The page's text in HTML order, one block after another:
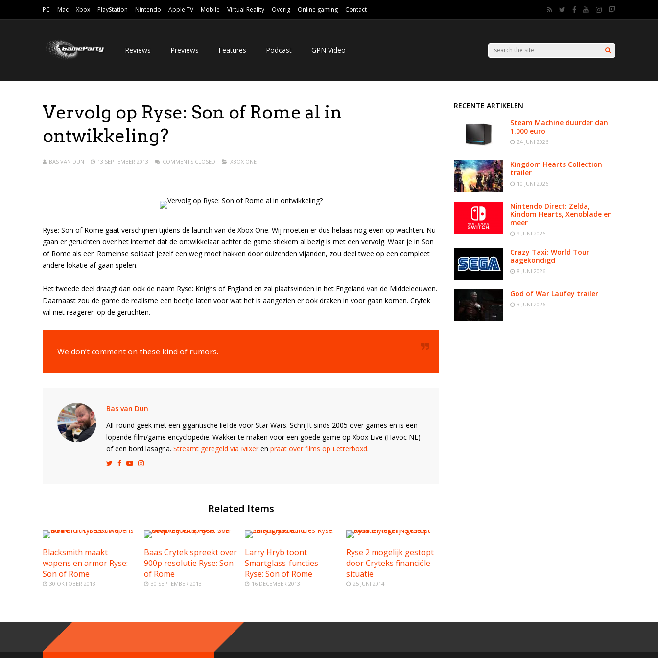
PC Mac Xbox PlayStation Nintendo Apple TV Mobile Virtual Reality Overig Online gaming Contact
Reviews Previews Features Podcast GPN Video
Vervolg op Ryse: Son of Rome al in
ontwikkeling?
BAS VAN DUN 13 SEPTEMBER 2013 COMMENTS CLOSED XBOX ONE
Ryse: Son of Rome gaat verschijnen tijdens de launch van de Xbox One. Wij moeten er dus helaas nog even op wachten. Nu
gaan er geruchten over het internet dat de ontwikkelaar achter de game stiekem al bezig is met een vervolg. Waar je in Son
of Rome als een Romeinse soldaat jezelf een weg moet hakken door duizenden vijanden, zou deel twee op een compleet
andere lokatie af gaan spelen.
Het tweede deel draagt dan ook de naam Ryse: Knighs of England en zal plaatsvinden in het Engeland van de Middeleeuwen.
Daarnaast zou de game de realisme een beetje laten voor wat het is aangezien er ook draken in voor gaan komen. Crytek
wil niet reageren op de geruchten.
We don’t comment on these kind of rumors.
Bas van Dun
All-round geek met een gigantische liefde voor Star Wars. Schrijft sinds 2005 over games en is een
lopende film/game encyclopedie. Wakker te maken voor een goede game op Xbox Live (Havoc NL)
of een bord lasagna. Streamt geregeld via Mixeren praat over films op Letterboxd.
Related Items
Blacksmith maakt
wapens en armor Ryse:
Son of Rome
30 OKTOBER 2013
Baas Crytek spreekt over
900p resolutie Ryse: Son
of Rome
30 SEPTEMBER 2013
Larry Hryb toont
Smartglass-functies
Ryse: Son of Rome
16 DECEMBER 2013
Ryse 2 mogelijk gestopt
door Cryteks financiële
situatie
25 JUNI 2014
RECENTE ARTIKELEN
Steam Machine duurder dan
1.000 euro
24 JUNI 2026
Kingdom Hearts Collection
trailer
10 JUNI 2026
Nintendo Direct: Zelda,
Kindom Hearts, Xenoblade en
meer
9 JUNI 2026
Crazy Taxi: World Tour
aagekondigd
8 JUNI 2026
God of War Laufey trailer
3 JUNI 2026